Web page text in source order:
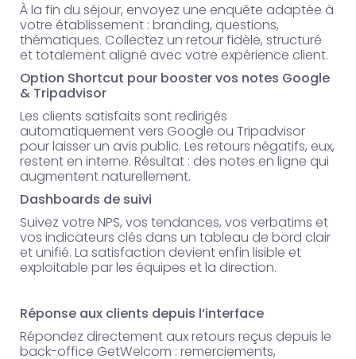
À la fin du séjour, envoyez une enquête adaptée à
votre établissement : branding, questions,
thématiques. Collectez un retour fidèle, structuré
et totalement aligné avec votre expérience client.
Option Shortcut pour booster vos notes Google
& Tripadvisor
Les clients satisfaits sont redirigés
automatiquement vers Google ou Tripadvisor
pour laisser un avis public. Les retours négatifs, eux,
restent en interne. Résultat : des notes en ligne qui
augmentent naturellement.
Dashboards de suivi
Suivez votre NPS, vos tendances, vos verbatims et
vos indicateurs clés dans un tableau de bord clair
et unifié. La satisfaction devient enfin lisible et
exploitable par les équipes et la direction.
Réponse aux clients depuis l’interface
Répondez directement aux retours reçus depuis le
back-office GetWelcom : remerciements,